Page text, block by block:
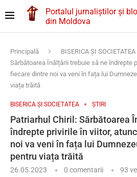
Portalul jurnaliștilor și
din Moldova
Principală BISERICA ȘI SOCIETATEA
Sărbătoarea Înălțării trebuie să ne îndrepte
fiecare dintre noi va veni în fața lui
viața trăită
BISERICA ȘI SOCIETATEA ȘTIRI
Patriarhul Chiril: Sărbătoarea
îndrepte privirile în viitor,
noi va veni în fața lui
pentru viața trăită
26.05.2023 0 comentarii 93